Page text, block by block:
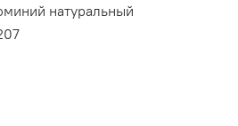
натуральный